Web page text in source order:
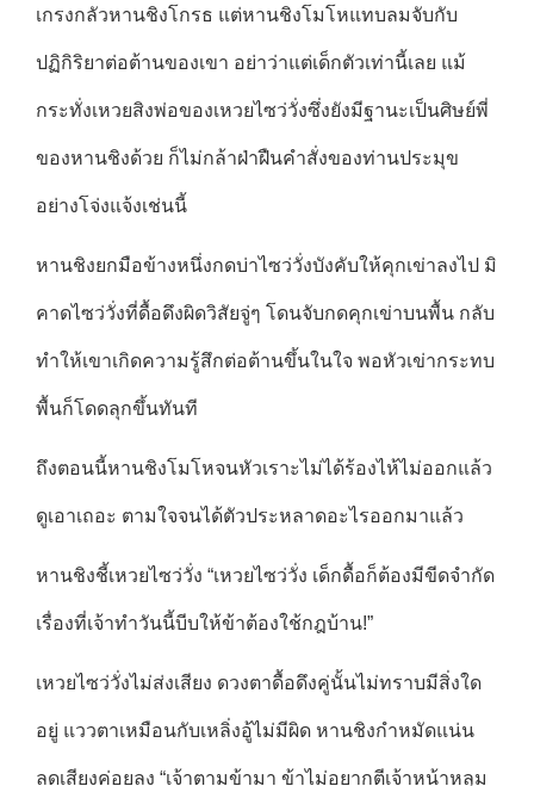
เกรงกลัวหานชิงโกรธ แต่หานชิงโมโหแทบลมจับกับ
ปฏิกิริยาต่อต้านของเขา อย่าว่าแต่เด็กตัวเท่านี้เลย แม้
กระทั่งเหวยสิงพ่อของเหวยไซว่วั่งซึ่งยังมีฐานะเป็นศิษย์พี่
ของหานชิงด้วย ก็ไม่กล้าฝ่าฝืนคำสั่งของท่านประมุข
อย่างโจ่งแจ้งเช่นนี้
หานชิงยกมือข้างหนึ่งกดบ่าไซว่วั่งบังคับให้คุกเข่าลงไป มิ
คาดไซว่วั่งที่ดื้อดึงผิดวิสัยจู่ๆ โดนจับกดคุกเข่าบนพื้น กลับ
ทำให้เขาเกิดความรู้สึกต่อต้านขึ้นในใจ พอหัวเข่ากระทบ
พื้นก็โดดลุกขึ้นทันที
ถึงตอนนี้หานชิงโมโหจนหัวเราะไม่ได้ร้องไห้ไม่ออกแล้ว
ดูเอาเถอะ ตามใจจนได้ตัวประหลาดอะไรออกมาแล้ว
หานชิงชี้เหวยไซว่วั่ง “เหวยไซว่วั่ง เด็กดื้อก็ต้องมีขีดจำกัด
เรื่องที่เจ้าทำวันนี้บีบให้ข้าต้องใช้กฎบ้าน!”
เหวยไซว่วั่งไม่ส่งเสียง ดวงตาดื้อดึงคู่นั้นไม่ทราบมีสิ่งใด
อยู่ แววตาเหมือนกับเหลิ่งอู้ไม่มีผิด หานชิงกำหมัดแน่น
ลดเสียงค่อยลง “เจ้าตามข้ามา ข้าไม่อยากตีเจ้าหน้าหลุม